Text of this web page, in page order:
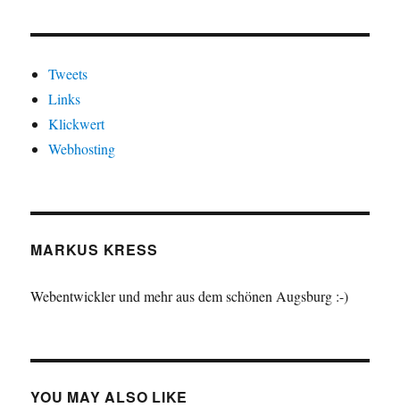
Tweets
Links
Klickwert
Webhosting
MARKUS KRESS
Webentwickler und mehr aus dem schönen Augsburg :-)
YOU MAY ALSO LIKE